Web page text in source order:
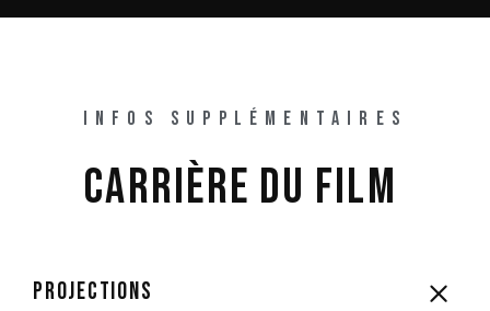
INFOS SUPPLÉMENTAIRES
CARRIÈRE DU FILM
PROJECTIONS